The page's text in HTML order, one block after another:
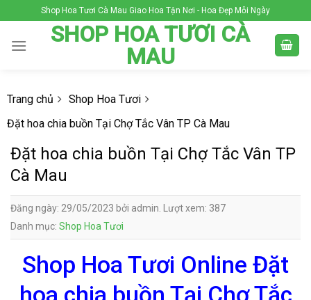
to
content
Shop Hoa Tươi Cà Mau Giao Hoa Tận Nơi - Hoa Đẹp Mỗi Ngày
SHOP HOA TƯƠI CÀ
MAU
Trang chủ
Shop Hoa Tươi
Đặt hoa chia buồn Tại Chợ Tắc Vân TP Cà Mau
Đặt hoa chia buồn Tại Chợ Tắc Vân TP
Cà Mau
Đăng ngày: 29/05/2023 bởi admin. Lượt xem: 387
Danh mục: Shop Hoa Tươi
Shop Hoa Tươi Online Đặt